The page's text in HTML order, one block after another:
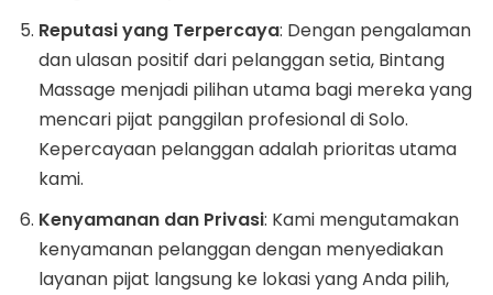
Reputasi yang Terpercaya: Dengan pengalaman
dan ulasan positif dari pelanggan setia, Bintang
Massage menjadi pilihan utama bagi mereka yang
mencari pijat panggilan profesional di Solo.
Kepercayaan pelanggan adalah prioritas utama
kami.
Kenyamanan dan Privasi: Kami mengutamakan
kenyamanan pelanggan dengan menyediakan
layanan pijat langsung ke lokasi yang Anda pilih,